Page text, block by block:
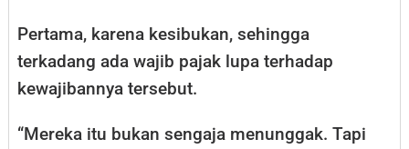
Pertama, karena kesibukan, sehingga
terkadang ada wajib pajak lupa terhadap
kewajibannya tersebut.
“Mereka itu bukan sengaja menunggak. Tapi